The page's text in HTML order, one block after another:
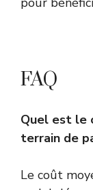
FAQ
Quel est le
terrain de
Le coût